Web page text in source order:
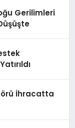
Gerilimleri
İhracatta